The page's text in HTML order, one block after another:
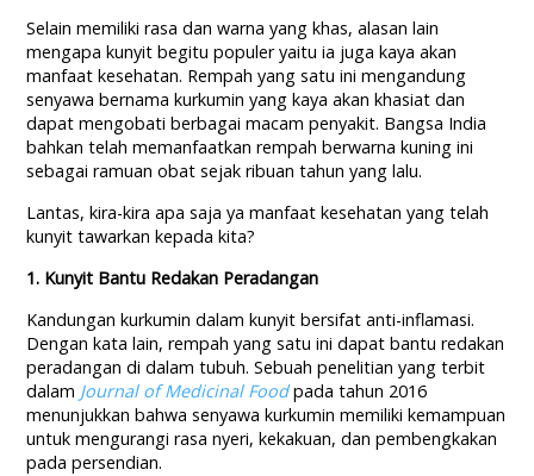
Selain memiliki rasa dan warna yang khas, alasan lain
mengapa kunyit begitu populer yaitu ia juga kaya akan
manfaat kesehatan. Rempah yang satu ini mengandung
senyawa bernama kurkumin yang kaya akan khasiat dan
dapat mengobati berbagai macam penyakit. Bangsa India
bahkan telah memanfaatkan rempah berwarna kuning ini
sebagai ramuan obat sejak ribuan tahun yang lalu.
Lantas, kira-kira apa saja ya manfaat kesehatan yang telah
kunyit tawarkan kepada kita?
1. Kunyit Bantu Redakan Peradangan
Kandungan kurkumin dalam kunyit bersifat anti-inflamasi.
Dengan kata lain, rempah yang satu ini dapat bantu redakan
peradangan di dalam tubuh. Sebuah penelitian yang terbit
dalam Journal of Medicinal Food pada tahun 2016
menunjukkan bahwa senyawa kurkumin memiliki kemampuan
untuk mengurangi rasa nyeri, kekakuan, dan pembengkakan
pada persendian.